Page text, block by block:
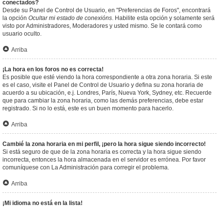
conectados?
Desde su Panel de Control de Usuario, en "Preferencias de Foros", encontrará
la opción Ocultar mi estado de conexións. Habilite esta opción y solamente será
visto por Administradores, Moderadores y usted mismo. Se le contará como
usuario oculto.
Arriba
¡La hora en los foros no es correcta!
Es posible que esté viendo la hora correspondiente a otra zona horaria. Si este
es el caso, visite el Panel de Control de Usuario y defina su zona horaria de
acuerdo a su ubicación, e.j. Londres, París, Nueva York, Sydney, etc. Recuerde
que para cambiar la zona horaria, como las demás preferencias, debe estar
registrado. Si no lo está, este es un buen momento para hacerlo.
Arriba
Cambié la zona horaria en mi perfil, ¡pero la hora sigue siendo incorrecto!
Si está seguro de que de la zona horaria es correcta y la hora sigue siendo
incorrecta, entonces la hora almacenada en el servidor es errónea. Por favor
comuníquese con La Administración para corregir el problema.
Arriba
¡Mi idioma no está en la lista!